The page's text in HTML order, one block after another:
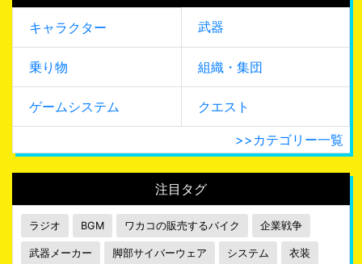
キャラクター 武器
乗り物 組織・集団
ゲームシステム クエスト
>>カテゴリー一覧
注目タグ
ラジオ BGM ワカコの販売するバイク 企業戦争
武器メーカー 脚部サイバーウェア システム 衣装